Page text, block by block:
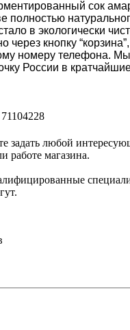
сок
полностью
в экологически
через кнопку
номеру телефона.
России в
71104228
задать любой
работе магазина.